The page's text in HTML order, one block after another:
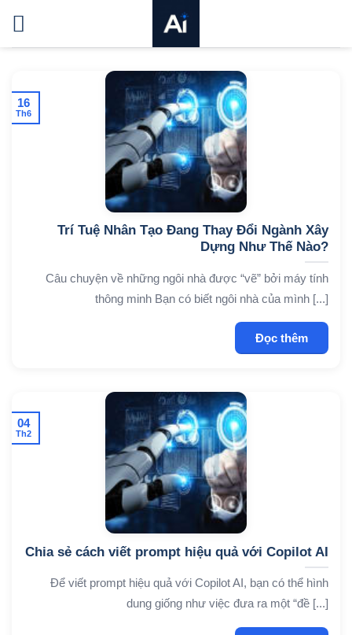
qua
nội
Trí Tuệ Nhân Tạo Đang Thay Đổi Ngành Xây
Dựng Như Thế Nào?
Câu chuyện về những ngôi nhà được “vẽ” bởi máy tính
thông minh Bạn có biết ngôi nhà của mình [...]
Đọc thêm
16
Th6
Chia sẻ cách viết prompt hiệu quả với Copilot AI
Để viết prompt hiệu quả với Copilot AI, bạn có thể hình
dung giống như việc đưa ra một “đề [...]
04
Th2